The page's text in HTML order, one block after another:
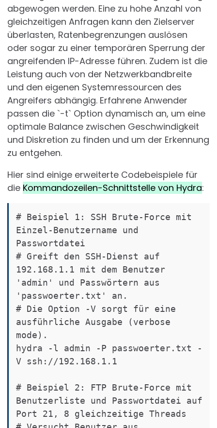
abgewogen werden. Eine zu hohe Anzahl von
gleichzeitigen Anfragen kann den Zielserver
überlasten, Ratenbegrenzungen auslösen
oder sogar zu einer temporären Sperrung der
angreifenden IP-Adresse führen. Zudem ist die
Leistung auch von der Netzwerkbandbreite
und den eigenen Systemressourcen des
Angreifers abhängig. Erfahrene Anwender
passen die `-t` Option dynamisch an, um eine
optimale Balance zwischen Geschwindigkeit
und Diskretion zu finden und um der Erkennung
zu entgehen.
Hier sind einige erweiterte Codebeispiele für
die Kommandozeilen-Schnittstelle von Hydra:
# Beispiel 1: SSH Brute-Force mit
Einzel-Benutzername und
Passwortdatei
# Greift den SSH-Dienst auf
192.168.1.1 mit dem Benutzer
'admin' und Passwörtern aus
'passwoerter.txt' an.
# Die Option -V sorgt für eine
ausführliche Ausgabe (verbose
mode).
hydra -l admin -P passwoerter.txt -
V ssh://192.168.1.1
# Beispiel 2: FTP Brute-Force mit
Benutzerliste und Passwortdatei auf
Port 21, 8 gleichzeitige Threads